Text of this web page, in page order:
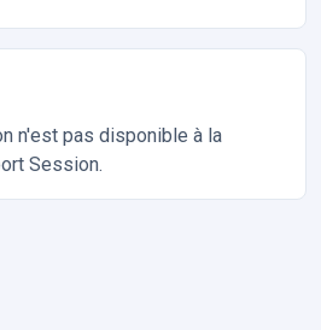
n'est pas disponible à la
Session.